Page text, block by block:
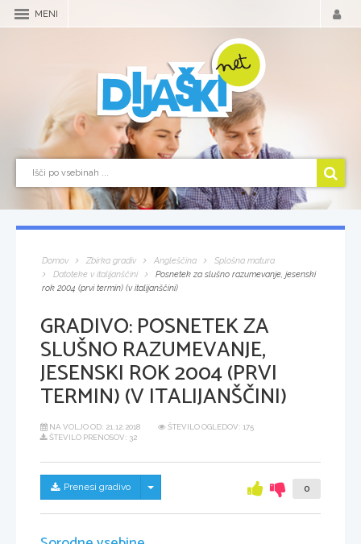
MENI
Domov Zbirka gradiv Angleščina
Splošna matura
Datoteke v italijanščini
Posnetek za slušno razumevanje, jesenski
rok 2004 (prvi termin) (v italijanščini)
GRADIVO:POSNETEK ZA
SLUŠNO RAZUMEVANJE,
JESENSKI ROK 2004 (PRVI
TERMIN) (V ITALIJANŠČINI)
NA VOLJO OD: 21.12.2018
ŠTEVILO OGLEDOV: 175
ŠTEVILO PRENOSOV: 32
Prenesi gradivo Skrij/prikaži meni 0